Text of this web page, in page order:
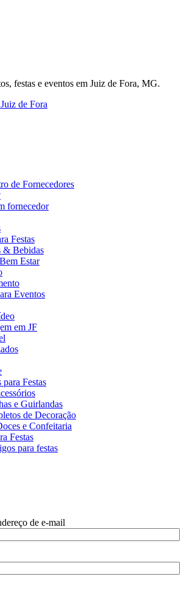
festas e eventos em Juiz de Fora, MG.
de Fornecedores
fornecedor
Festas
& Bebidas
Estar
Eventos
em JF
Festas
e Guirlandas
de Decoração
e Confeitaria
Festas
para festas
de e-mail